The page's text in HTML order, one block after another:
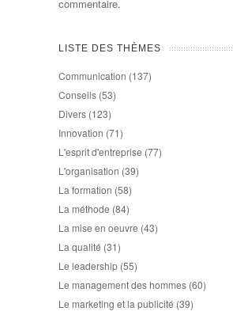
commentaire.
LISTE DES THÈMES
Communication (137)
Conseils (53)
Divers (123)
Innovation (71)
L'esprit d'entreprise (77)
L'organisation (39)
La formation (58)
La méthode (84)
La mise en oeuvre (43)
La qualité (31)
Le leadership (55)
Le management des hommes (60)
Le marketing et la publicité (39)